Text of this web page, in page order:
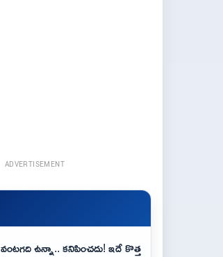
ADVERTISEMENT
వంటగది ఉన్నా.. కనిపించదు! ఇదే కొత్త